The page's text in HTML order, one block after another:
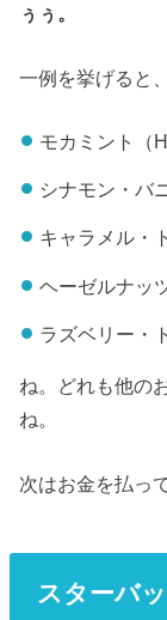
ぅぅ。
一例を挙げると、
モカミント（
シナモン・バ
キャラメル・
ヘーゼルナッ
ラズベリー・
ね。どれも他の
ね。
次はお金を払っ
スターバ